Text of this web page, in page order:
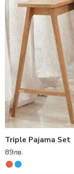
Triple Pajama Set
89лв.